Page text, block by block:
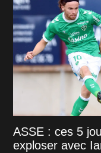
ASSE : ces 5
exploser avec